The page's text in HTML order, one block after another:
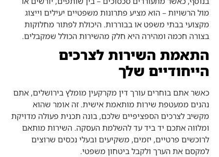
מול הרשויות – הוא מציע פתרונות משפטיים יעילים וייצוג
מקצועי בבתי משפט או בבוררות. היכולת לפתור מחלוקות
בצורה חכמה ומהירה היא חלק מהשירות הכולל שמקבלים.
התאמת השירות לצרכים
הייחודיים שלך
כאשר אתם בוחרים עורך דין מקרקעין מומלץ בירושלים, אתם
נהנים ממעטפת שירות מותאמת אישית. זה אומר שהוא
מקשיב לצרכים הספציפיים שלכם, בונה תכנית פעולה מדויקת
ומלווה אתכם יד ביד עד להשלמת העסקה. השירות מותאם
לרוכשים פרטיים, יזמים, משקיעים ובעלי נכסים שרוצים
למקסם את הערך ולקבל ביטחון משפטי.